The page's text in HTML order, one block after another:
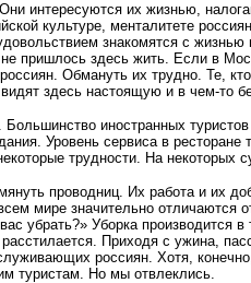
интересуются их жизнью,
культуре, менталитете
знакомятся с
пришлось здесь жить. Если в
Обмануть их трудно. Те,
здесь настоящую и в чем-то
иностранных
Уровень сервиса в
трудности. На некоторых
проводниц. Их работа и их
мире значительно отличаются
убрать?» Уборка производится
расстилается. Приходя с ужина,
россиян. Хотя,
туристам. Но мы отвлеклись.